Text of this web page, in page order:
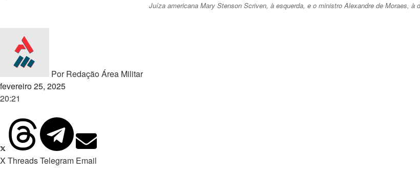
Juíza americana Mary Stenson Scriven, à esquerda, e o ministro Alexandre de Moraes, à
PorRedação Área Militar
fevereiro 25, 2025
20:21
X ThreadsTelegram Email